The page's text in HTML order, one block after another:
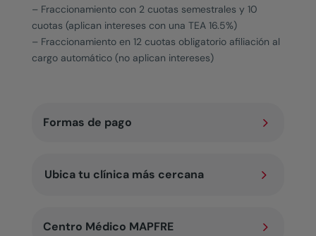
– Fraccionamiento con 2 cuotas semestrales y 10
cuotas (aplican intereses con una TEA 16.5%)
– Fraccionamiento en 12 cuotas obligatorio afiliación al
cargo automático (no aplican intereses)
Formas de pago 5
Ubica tu clínica más cercana 5
Centro Médico MAPFRE 5